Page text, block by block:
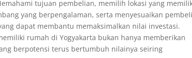
tujuan pembelian, memilih lokasi yang
yang berpengalaman, serta menyesuaikan
dapat membantu memaksimalkan nilai investasi.
rumah di Yogyakarta bukan hanya memberikan
berpotensi terus bertumbuh nilainya seiring